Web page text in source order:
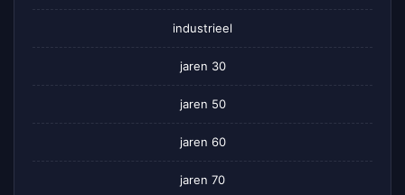
industrieel
jaren 30
jaren 50
jaren 60
jaren 70